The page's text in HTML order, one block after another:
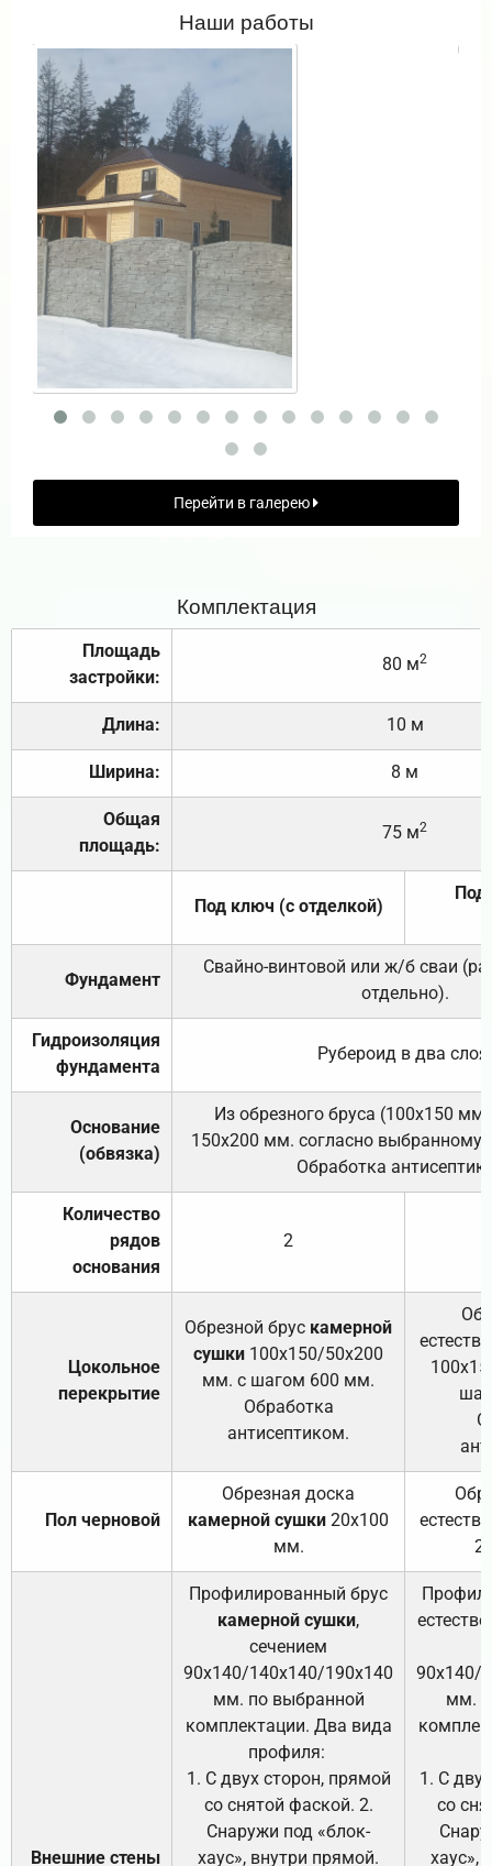
Наши работы
Перейти в галерею
Комплектация
Площадь
застройки:
80 м2
Длина: 10 м
Ширина: 8 м
Общая
площадь:
75 м2
Под ключ (с отделкой)
Под
Фундамент
Свайно-винтовой или ж/б сваи
отдельно).
Гидроизоляция
фундамента
Рубероид в два слоя.
Основание
(обвязка)
Из обрезного бруса (100х150
150х200 мм. согласно выбранному
Обработка
Количество
рядов
основания
2
Цокольное
перекрытие
Обрезной брус камерной
сушки 100х150/50х200
мм. с шагом 600 мм.
Обработка
антисептиком.
Пол черновой
Обрезная доска
камерной сушки 20х100
мм.
Внешние стены
Профилированный брус
камерной сушки,
сечением
90х140/140х140/190х140
мм. по выбранной
комплектации. Два вида
профиля:
1. С двух сторон, прямой
со снятой фаской. 2.
Снаружи под «блок-
хаус», внутри прямой.
90х140/
мм.
1. С
со
хаус»,